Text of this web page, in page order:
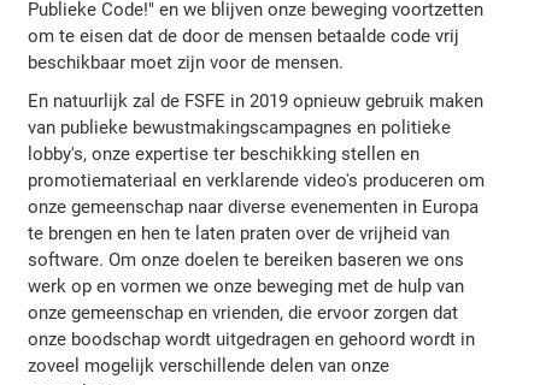
Publieke Code!" en we blijven onze beweging voortzetten
om te eisen dat de door de mensen betaalde code vrij
beschikbaar moet zijn voor de mensen.
En natuurlijk zal de FSFE in 2019 opnieuw gebruik maken
van publieke bewustmakingscampagnes en politieke
lobby's, onze expertise ter beschikking stellen en
promotiemateriaal en verklarende video's produceren om
onze gemeenschap naar diverse evenementen in Europa
te brengen en hen te laten praten over de vrijheid van
software. Om onze doelen te bereiken baseren we ons
werk op en vormen we onze beweging met de hulp van
onze gemeenschap en vrienden, die ervoor zorgen dat
onze boodschap wordt uitgedragen en gehoord wordt in
zoveel mogelijk verschillende delen van onze